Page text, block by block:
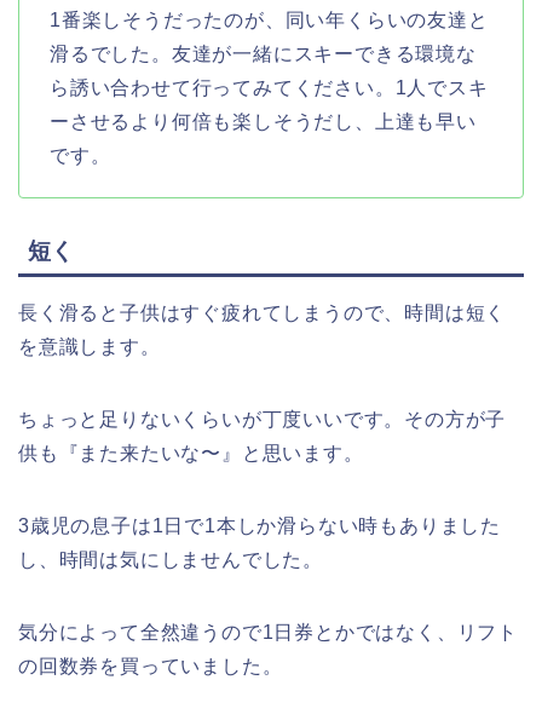
1番楽しそうだったのが、同い年くらいの友達と
滑るでした。友達が一緒にスキーできる環境な
ら誘い合わせて行ってみてください。1人でスキ
ーさせるより何倍も楽しそうだし、上達も早い
です。
短く
長く滑ると子供はすぐ疲れてしまうので、時間は短く
を意識します。
ちょっと足りないくらいが丁度いいです。その方が子
供も『また来たいな〜』と思います。
3歳児の息子は1日で1本しか滑らない時もありました
し、時間は気にしませんでした。
気分によって全然違うので1日券とかではなく、リフト
の回数券を買っていました。